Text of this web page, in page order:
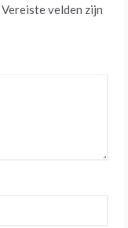
Vereiste velden zijn